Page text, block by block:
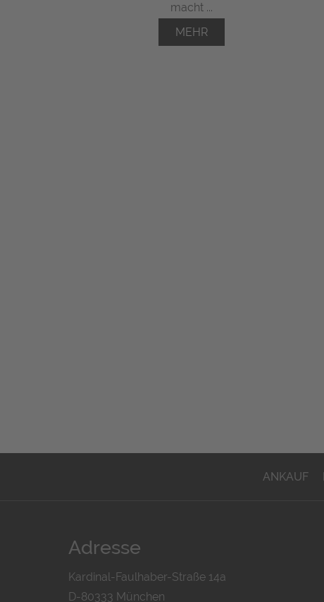
macht ...
MEHR
ANKAUF
Adresse
Kardinal-Faulhaber-Straße 14a
D-80333 München